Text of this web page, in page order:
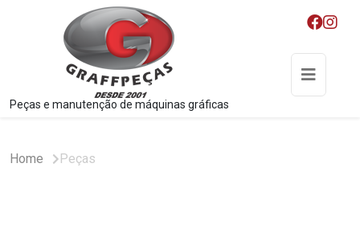
Peças e manutenção de máquinas gráficas
Home Peças